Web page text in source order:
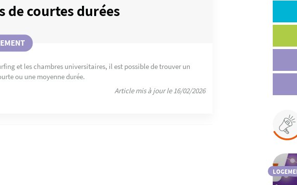
de courtes durées
et les chambres universitaires, il est possible de trouver un
ou une moyenne durée.
Article mis à jour le 16/02/2026